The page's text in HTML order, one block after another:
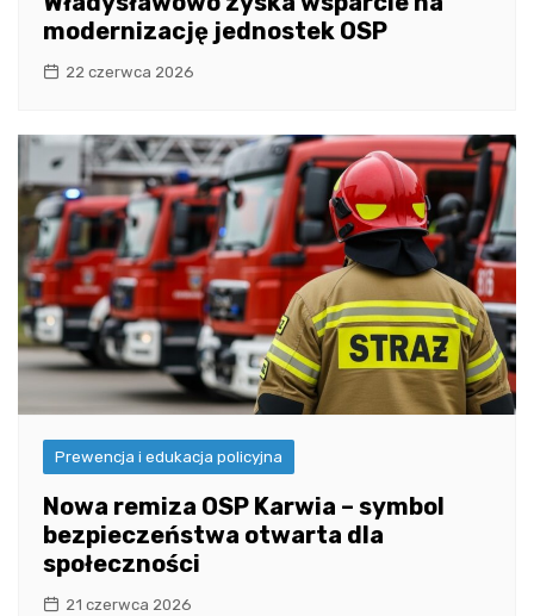
modernizację jednostek OSP
22 czerwca 2026
Prewencja i edukacja policyjna
Nowa remiza OSP Karwia – symbol
bezpieczeństwa otwarta dla
społeczności
21 czerwca 2026